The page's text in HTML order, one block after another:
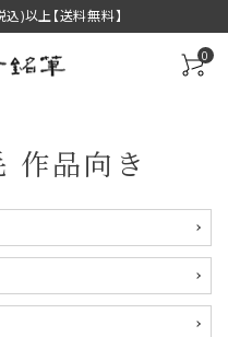
)以上【送料無料】
0
登録
作品向き